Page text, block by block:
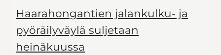
Haarahongantien jalankulku- ja
pyöräilyväylä suljetaan
heinäkuussa